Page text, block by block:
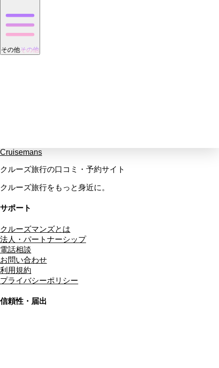
その他その他
Cruisemans
クルーズ旅行の口コミ・予約サイト
クルーズ旅行をもっと身近に。
サポート
クルーズマンズとは
法人・パートナーシップ
電話相談
お問い合わせ
利用規約
プライバシーポリシー
信頼性・届出